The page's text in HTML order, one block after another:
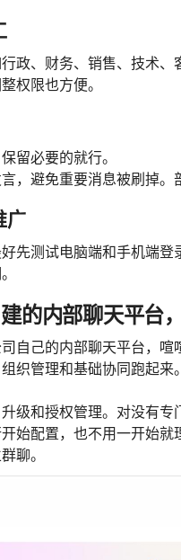
政、财务、销售、技术
权限也方便。
留必要的就行。
，避免重要消息被刷掉。
广
先测试电脑端和手机端
的内部聊天平台
自己的内部聊天平台，
织管理和基础协同跑起来。
级和授权管理。对没有专
始配置，也不用一开始
聊。